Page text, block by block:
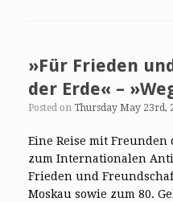
»Für Frieden
der Erde« –
Posted on Thursday May 23rd,
Eine Reise mit
zum Internationalen
Frieden und
Moskau sowie zum 80.